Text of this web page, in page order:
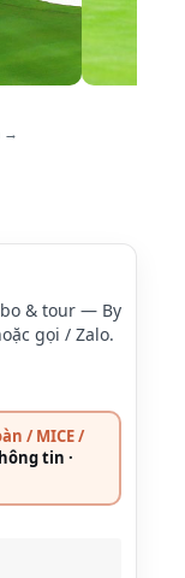
→
& tour — By
gọi / Zalo.
/ MICE /
tin ·